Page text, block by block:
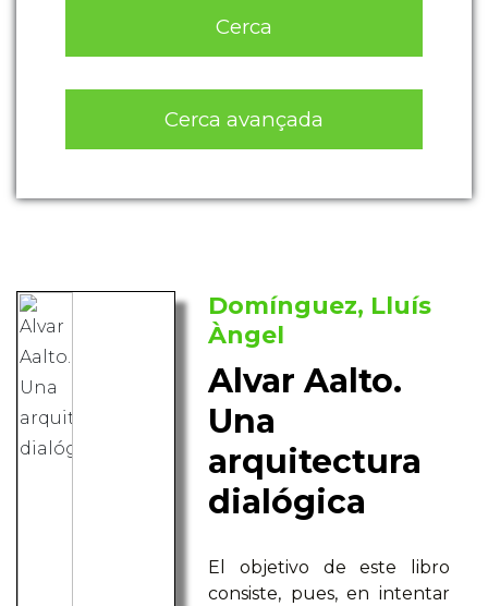
Cerca
Cerca avançada
Domínguez, Lluís
Àngel
Alvar Aalto.
Una
arquitectura
dialógica
El objetivo de este libro
consiste, pues, en intentar